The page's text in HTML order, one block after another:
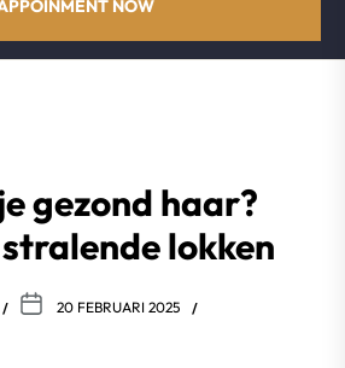
NOW
gezond haar?
lokken
20 FEBRUARI 2025